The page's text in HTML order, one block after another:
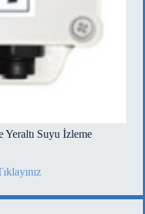
Yeraltı Suyu İzleme